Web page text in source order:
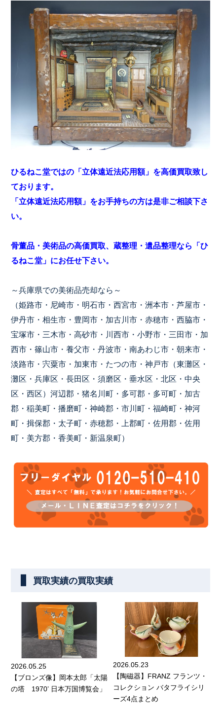
ひるねこ堂ではの「立体遠近法応用額」を高価買取致し
ております。
「立体遠近法応用額」をお手持ちの方は是非ご相談下さ
い。
骨董品・美術品の高価買取、蔵整理・遺品整理なら「ひ
るねこ堂」にお任せ下さい。
～兵庫県での美術品売却なら～
（姫路市・尼崎市・明石市・西宮市・洲本市・芦屋市・
伊丹市・相生市・豊岡市・加古川市・赤穂市・西脇市・
宝塚市・三木市・高砂市・川西市・小野市・三田市・加
西市・篠山市・養父市・丹波市・南あわじ市・朝来市・
淡路市・宍粟市・加東市・たつの市・神戸市（東灘区・
灘区・兵庫区・長田区・須磨区・垂水区・北区・中央
区・西区）河辺郡・猪名川町・多可郡・多可町・加古
郡・稲美町・播磨町・神崎郡・市川町・福崎町・神河
町・揖保郡・太子町・赤穂郡・上郡町・佐用郡・佐用
町・美方郡・香美町・新温泉町）
買取実績の買取実績
2026.05.25
【ブロンズ像】岡本太郎「太陽
の塔 1970’ 日本万国博覧会」
2026.05.23
【陶磁器】FRANZ フランツ・
コレクション バタフライシリ
ーズ4点まとめ